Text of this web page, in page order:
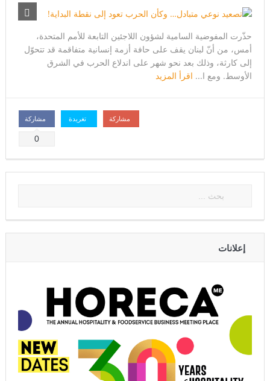
حذّرت المفوضية السامية لشؤون اللاجئين التابعة للأمم المتحدة،
أمس، من أنّ لبنان يقف على حافة أزمة إنسانية متفاقمة قد تتحوّل
إلى كارثة، وذلك بعد نحو شهر على اندلاع الحرب في الشرق
الأوسط. ومع ا... اقرأ المزيد
مشاركة
0
تغريدة مشاركة
إعلانات